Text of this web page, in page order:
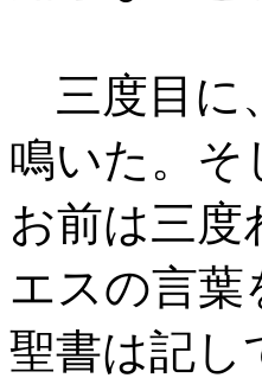
三度目に
鳴いた。そ
お前は三
エスの言葉
聖書は記し